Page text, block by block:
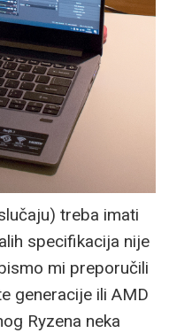
treba imati
specifikacija nije
mi preporučili
generacije ili AMD
Ryzena neka